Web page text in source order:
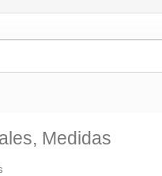
Medidas